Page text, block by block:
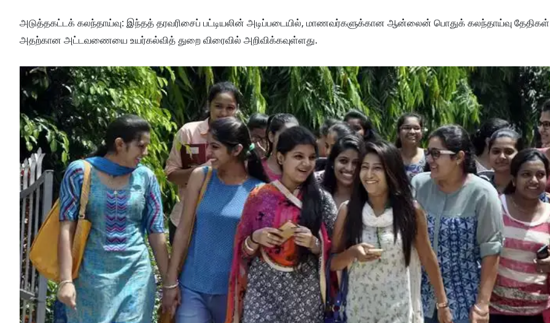
அடுத்தகட்டக் கலந்தாய்வு: இந்தத் தரவரிசைப் பட்டியலின் அடிப்படையில், மாணவர்களுக்கான ஆன்லைன் பொதுக் கலந்தாய்வு தேதிகள்
அதற்கான அட்டவணையை உயர்கல்வித் துறை விரைவில் அறிவிக்கவுள்ளது.